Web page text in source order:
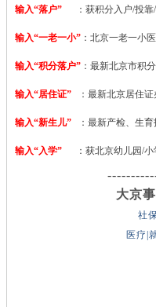
输入“落户” ：获积分入户/投
输入“一老一小” ：北京一老一小
输入“积分落户” ：最新北京市积
输入“居住证” ：最新北京居住
输入“新生儿” ：最新产检、生
输入“入学” ：获北京幼儿园/
大京
社
医疗|